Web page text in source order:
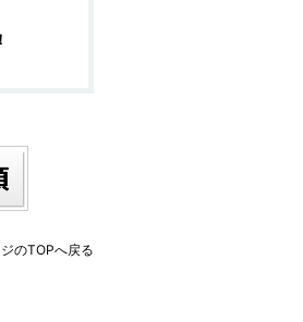
のTOPへ戻る